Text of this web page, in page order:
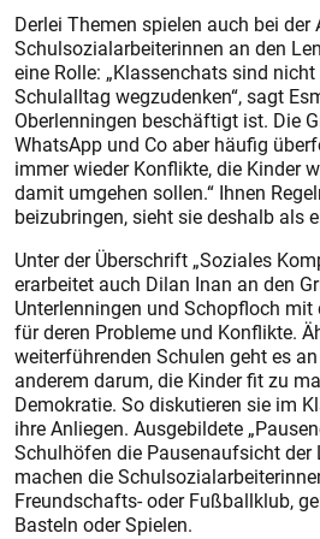
Derlei Themen spielen auch bei der
Schulsozialarbeiterinnen an den
eine Rolle: „Klassenchats sind
Schulalltag wegzudenken“, sagt
Oberlenningen beschäftigt ist. Die
WhatsApp und Co aber häufig
immer wieder Konflikte, die Kinder
damit umgehen sollen.“ Ihnen
beizubringen, sieht sie deshalb als
Unter der Überschrift „Soziales
erarbeitet auch Dilan Inan an den
Unterlenningen und Schopfloch mit
für deren Probleme und Konflikte.
weiterführenden Schulen geht es
anderem darum, die Kinder fit zu
Demokratie. So diskutieren sie im
ihre Anliegen. Ausgebildete
Schulhöfen die Pausenaufsicht der
machen die
Freundschafts- oder Fußballklub,
Basteln oder Spielen.